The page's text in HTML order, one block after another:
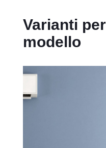
Varianti
modello